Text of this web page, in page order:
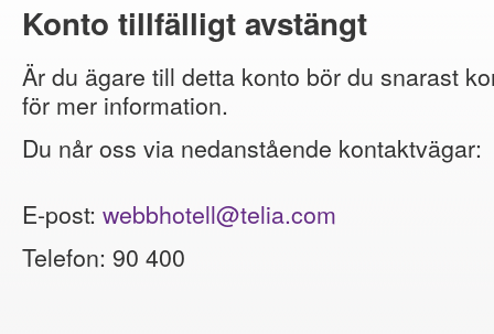
Konto tillfälligt avstängt
Är du ägare till detta konto bör du snarast
för mer information.
Du når oss via nedanstående kontaktvägar:
E-post: webbhotell@telia.com
Telefon: 90 400